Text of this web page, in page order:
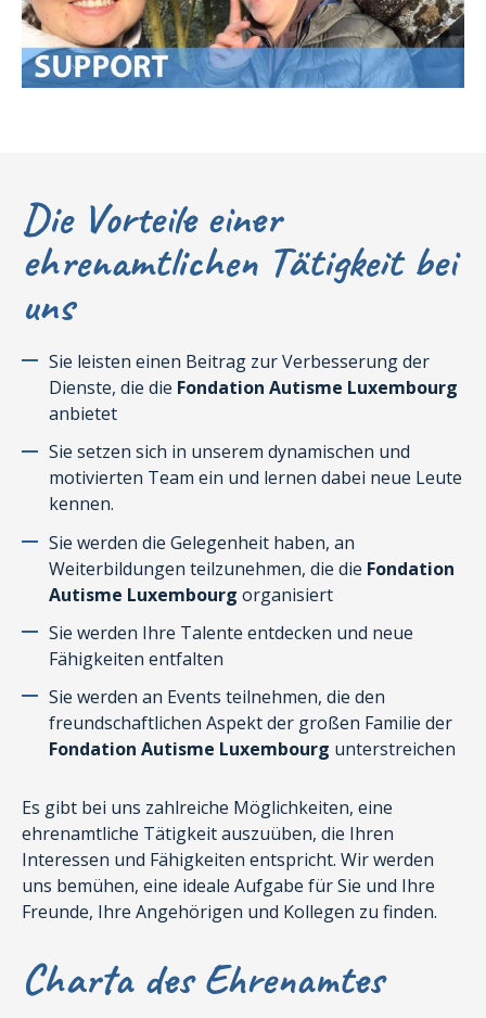
Die Vorteile einer
ehrenamtlichen Tätigkeit bei
uns
Sie leisten einen Beitrag zur Verbesserung der
Dienste, die die Fondation Autisme Luxembourg
anbietet
Sie setzen sich in unserem dynamischen und
motivierten Team ein und lernen dabei neue Leute
kennen.
Sie werden die Gelegenheit haben, an
Weiterbildungen teilzunehmen, die die Fondation
Autisme Luxembourg organisiert
Sie werden Ihre Talente entdecken und neue
Fähigkeiten entfalten
Sie werden an Events teilnehmen, die den
freundschaftlichen Aspekt der großen Familie der
Fondation Autisme Luxembourg unterstreichen
Es gibt bei uns zahlreiche Möglichkeiten, eine
ehrenamtliche Tätigkeit auszuüben, die Ihren
Interessen und Fähigkeiten entspricht. Wir werden
uns bemühen, eine ideale Aufgabe für Sie und Ihre
Freunde, Ihre Angehörigen und Kollegen zu finden.
Charta des Ehrenamtes